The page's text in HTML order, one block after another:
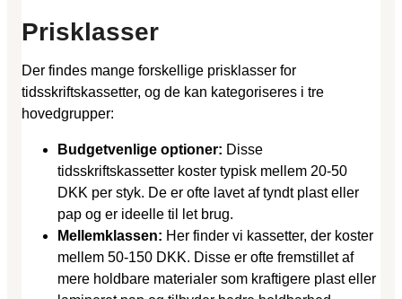
Prisklasser
Der findes mange forskellige prisklasser for
tidsskriftskassetter, og de kan kategoriseres i tre
hovedgrupper:
Budgetvenlige optioner: Disse
tidsskriftskassetter koster typisk mellem 20-50
DKK per styk. De er ofte lavet af tyndt plast eller
pap og er ideelle til let brug.
Mellemklassen: Her finder vi kassetter, der koster
mellem 50-150 DKK. Disse er ofte fremstillet af
mere holdbare materialer som kraftigere plast eller